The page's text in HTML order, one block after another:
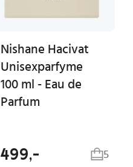
Nishane Hacivat
Unisexparfyme
100 ml - Eau de
Parfum
499,- 5